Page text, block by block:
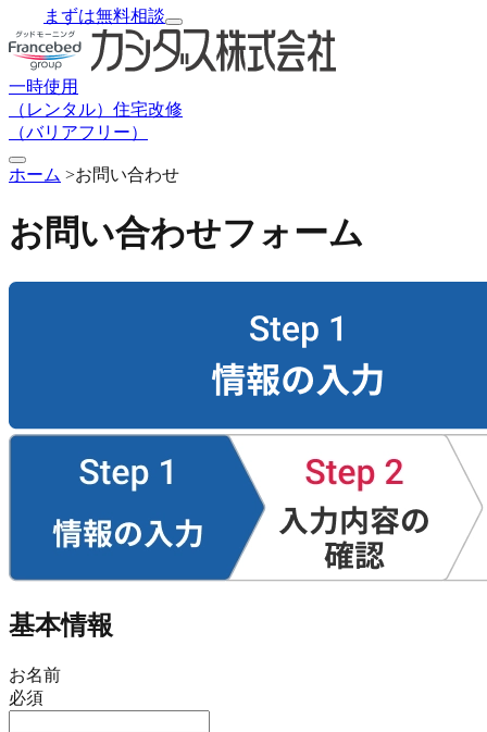
まずは無料相談
一時使用
（レンタル） 住宅改修
（バリアフリー）
ホーム >お問い合わせ
お問い合わせフォーム
基本情報
お名前
必須